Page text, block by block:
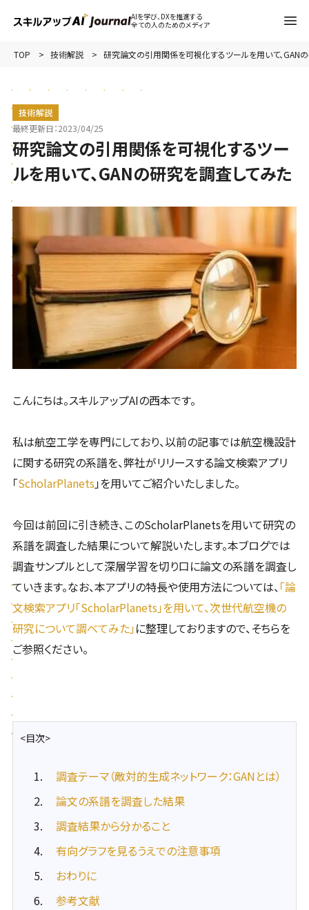
AIを学び、DXを推進する
全ての人のためのメディア
TOP 技術解説 研究論文の引用関係を可視化するツールを用いて、GAN
技術解説
最終更新日：2023/04/25
研究論文の引用関係を可視化するツー
ルを用いて、GANの研究を調査してみた
こんにちは。スキルアップAIの西本です。
私は航空工学を専門にしており、以前の記事では航空機設計
に関する研究の系譜を、弊社がリリースする論文検索アプリ
「ScholarPlanets」を用いてご紹介いたしました。
今回は前回に引き続き、このScholarPlanetsを用いて研究の
系譜を調査した結果について解説いたします。本ブログでは
調査サンプルとして深層学習を切り口に論文の系譜を調査し
ていきます。なお、本アプリの特長や使用方法については、「論
文検索アプリ「ScholarPlanets」を用いて、次世代航空機の
研究について調べてみた」に整理しておりますので、そちらを
ご参照ください。
<目次>
調査テーマ（敵対的生成ネットワーク：GANとは）
論文の系譜を調査した結果
調査結果から分かること
有向グラフを見るうえでの注意事項
おわりに
参考文献